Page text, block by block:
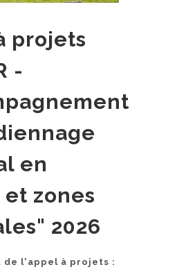
projets
-
en
zones
2026
de l'appel à projets :